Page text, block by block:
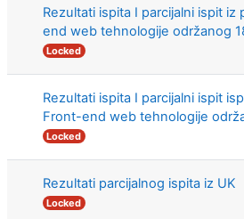
Rezultati ispita I parcijalni ispit iz
end web tehnologije održanog
Locked
Rezultati ispita I parcijalni ispit
Front-end web tehnologije
Locked
Rezultati parcijalnog ispita iz UK
Locked